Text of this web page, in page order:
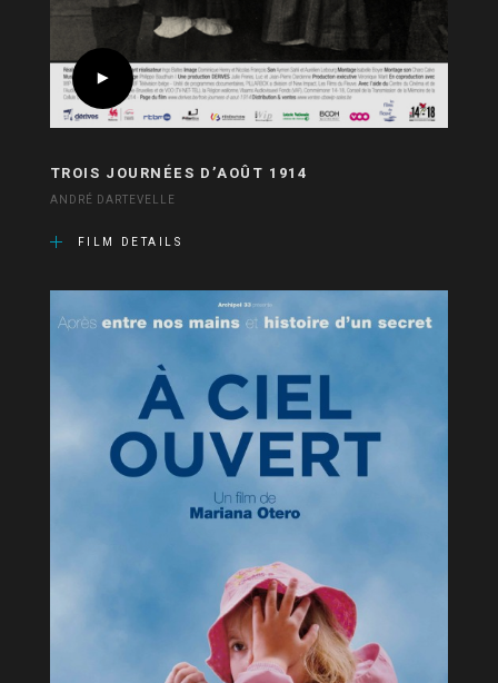
TROIS JOURNÉES D’AOÛT 1914
ANDRÉ DARTEVELLE
FILM DETAILS